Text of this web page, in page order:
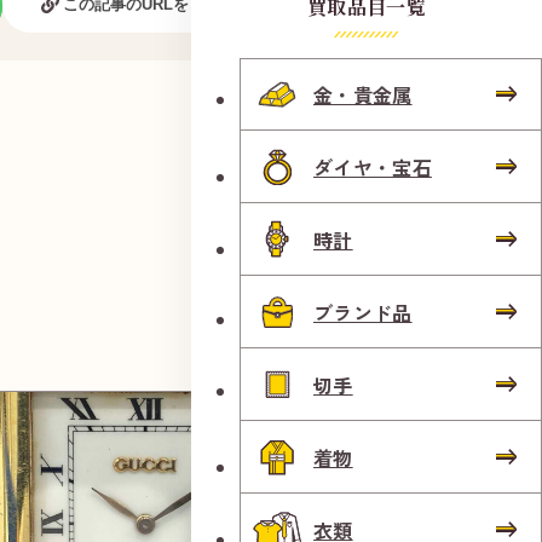
この記事のURLをコピーする 買取品目一覧
金・貴金属
ダイヤ・宝石
時計
ブランド品
切手
着物
衣類